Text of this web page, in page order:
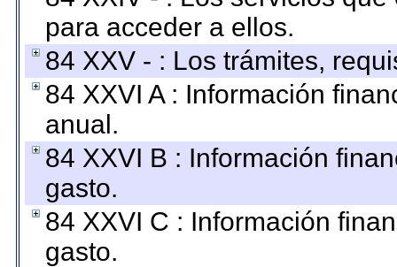
para acceder a ellos.
84 XXV - : Los trámites,
84 XXVI A : Información
anual.
84 XXVI B : Información
gasto.
84 XXVI C : Información
gasto.